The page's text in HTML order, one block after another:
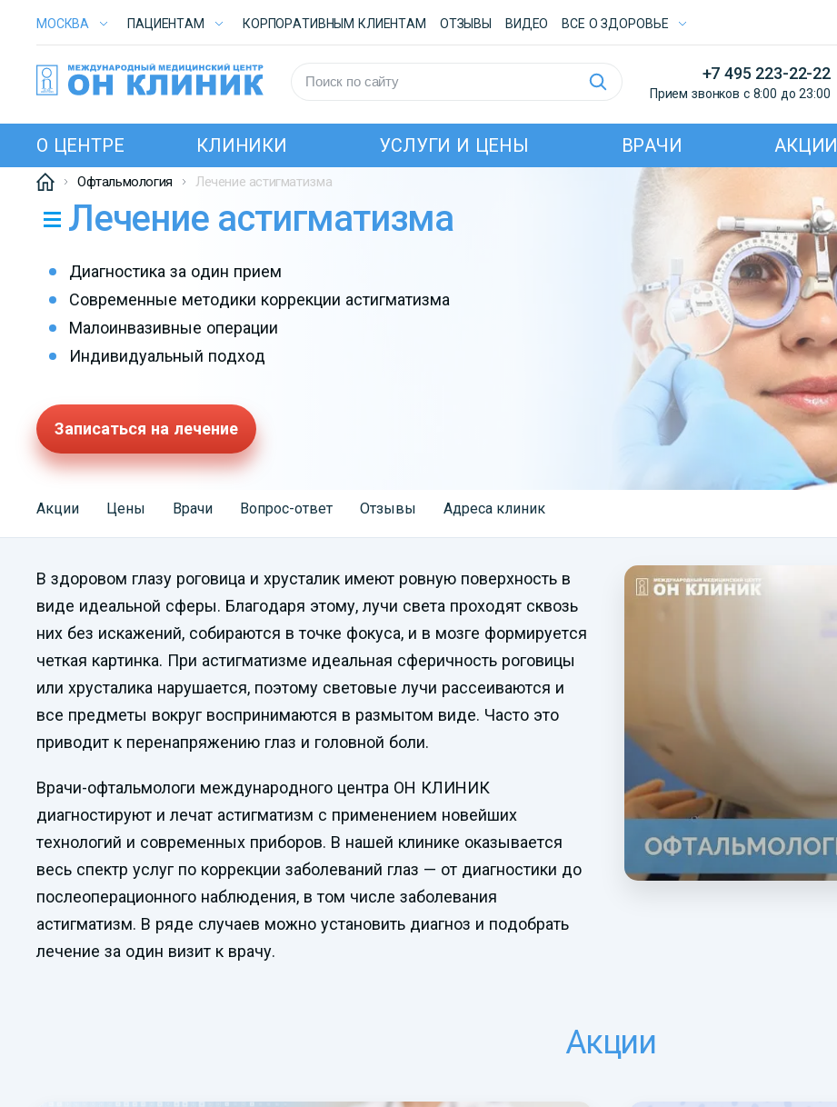
МОСКВА ПАЦИЕНТАМ КОРПОРАТИВНЫМ КЛИЕНТАМ ОТЗЫВЫ ВИДЕО ВСE О ЗДОРОВЬЕ
+7 495 223-22-22
Прием звонков с 8:00 до 23:00
О ЦЕНТРЕ КЛИНИКИ УСЛУГИ И ЦЕНЫ ВРАЧИ АКЦИИ
Офтальмология Лечение астигматизма
Лечение астигматизма
Диагностика за один прием
Современные методики коррекции астигматизма
Малоинвазивные операции
Индивидуальный подход
Записаться на лечение
Акции Цены Врачи Вопрос-ответ Отзывы Адреса клиник
В здоровом глазу роговица и хрусталик имеют ровную поверхность в
виде идеальной сферы. Благодаря этому, лучи света проходят сквозь
них без искажений, собираются в точке фокуса, и в мозге формируется
четкая картинка. При астигматизме идеальная сферичность роговицы
или хрусталика нарушается, поэтому световые лучи рассеиваются и
все предметы вокруг воспринимаются в размытом виде. Часто это
приводит к перенапряжению глаз и головной боли.
Врачи-офтальмологи международного центра ОН КЛИНИК
диагностируют и лечат астигматизм с применением новейших
технологий и современных приборов. В нашей клинике оказывается
весь спектр услуг по коррекции заболеваний глаз — от диагностики до
послеоперационного наблюдения, в том числе заболевания
астигматизм. В ряде случаев можно установить диагноз и подобрать
лечение за один визит к врачу.
Акции